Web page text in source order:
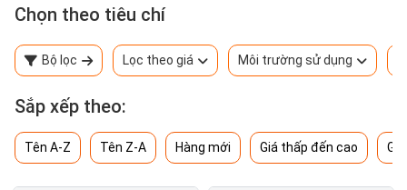
Chọn theo tiêu chí
Bộ lọc Lọc theo giá Môi trường sử dụng
Sắp xếp theo:
Tên A-Z Tên Z-A Hàng mới Giá thấp đến cao